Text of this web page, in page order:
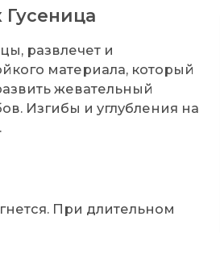
Гусеница
развлечет и
материала, который
жевательный
Изгибы и углубления на
При длительном